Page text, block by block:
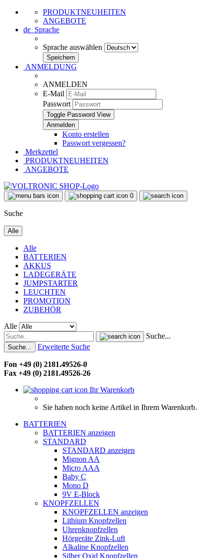
PRODUKTNEUHEITEN
ANGEBOTE
de Sprache
Sprache auswählen
ANMELDUNG
ANMELDEN
E-Mail
Passwort
Toggle Password View
Konto erstellen
Passwort vergessen?
Merkzettel
PRODUKTNEUHEITEN
ANGEBOTE
0
Suche
Alle
Alle
BATTERIEN
AKKUS
LADEGERÄTE
JUMPSTARTER
LEUCHTEN
PROMOTION
ZUBEHÖR
Alle
Suche...
Suche... Erweiterte Suche
Fon +49 (0) 2181.49526-0
Fax +49 (0) 2181.49526-26
Ihr Warenkorb
Sie haben noch keine Artikel in Ihrem Warenkorb.
BATTERIEN
BATTERIEN anzeigen
STANDARD
STANDARD anzeigen
Mignon AA
Micro AAA
Baby C
Mono D
9V E-Block
KNOPFZELLEN
KNOPFZELLEN anzeigen
Lithium Knopfzellen
Uhrenknopfzellen
Hörgeräte Zink-Luft
Alkaline Knopfzellen
Silber Oxid Knopfzellen